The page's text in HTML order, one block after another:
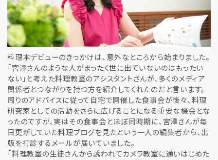
料理本デビューのきっかけは、意外なところから始まりました。
「宮澤さんのような人がまったく世に出ていないのはもったい
ない」と考えた料理教室のアシスタントさんが、多くのメディア
関係者とつながりを持つ方を紹介してくれたのだと言います。
周りのアドバイスに従って自宅で開催した食事会が後々、料理
研究家としての活動をさらに広げることになる重要な機会とな
ったのですが、実はその食事会とほぼ同時期に、宮澤さんが毎
日更新していた料理ブログを見たという一人の編集者から、出
版を打診するメールが届いていました。
「料理教室の生徒さんから誘われてカメラ教室に通いはじめた